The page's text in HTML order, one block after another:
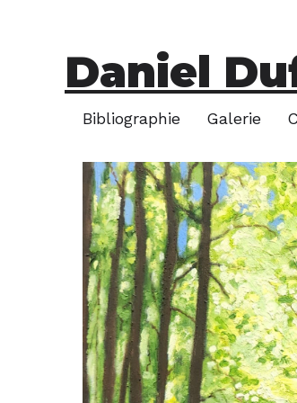
Daniel
Bibliographie Galerie